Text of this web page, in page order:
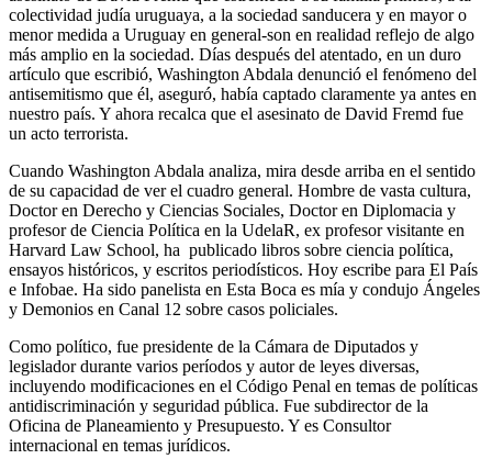
colectividad judía uruguaya, a la sociedad sanducera y en mayor o
menor medida a Uruguay en general-son en realidad reflejo de algo
más amplio en la sociedad. Días después del atentado, en un duro
artículo que escribió, Washington Abdala denunció el fenómeno del
antisemitismo que él, aseguró, había captado claramente ya antes en
nuestro país. Y ahora recalca que el asesinato de David Fremd fue
un acto terrorista.
Cuando Washington Abdala analiza, mira desde arriba en el sentido
de su capacidad de ver el cuadro general. Hombre de vasta cultura,
Doctor en Derecho y Ciencias Sociales, Doctor en Diplomacia y
profesor de Ciencia Política en la UdelaR, ex profesor visitante en
Harvard Law School, ha publicado libros sobre ciencia política,
ensayos históricos, y escritos periodísticos. Hoy escribe para El País
e Infobae. Ha sido panelista en Esta Boca es mía y condujo Ángeles
y Demonios en Canal 12 sobre casos policiales.
Como político, fue presidente de la Cámara de Diputados y
legislador durante varios períodos y autor de leyes diversas,
incluyendo modificaciones en el Código Penal en temas de políticas
antidiscriminación y seguridad pública. Fue subdirector de la
Oficina de Planeamiento y Presupuesto. Y es Consultor
internacional en temas jurídicos.